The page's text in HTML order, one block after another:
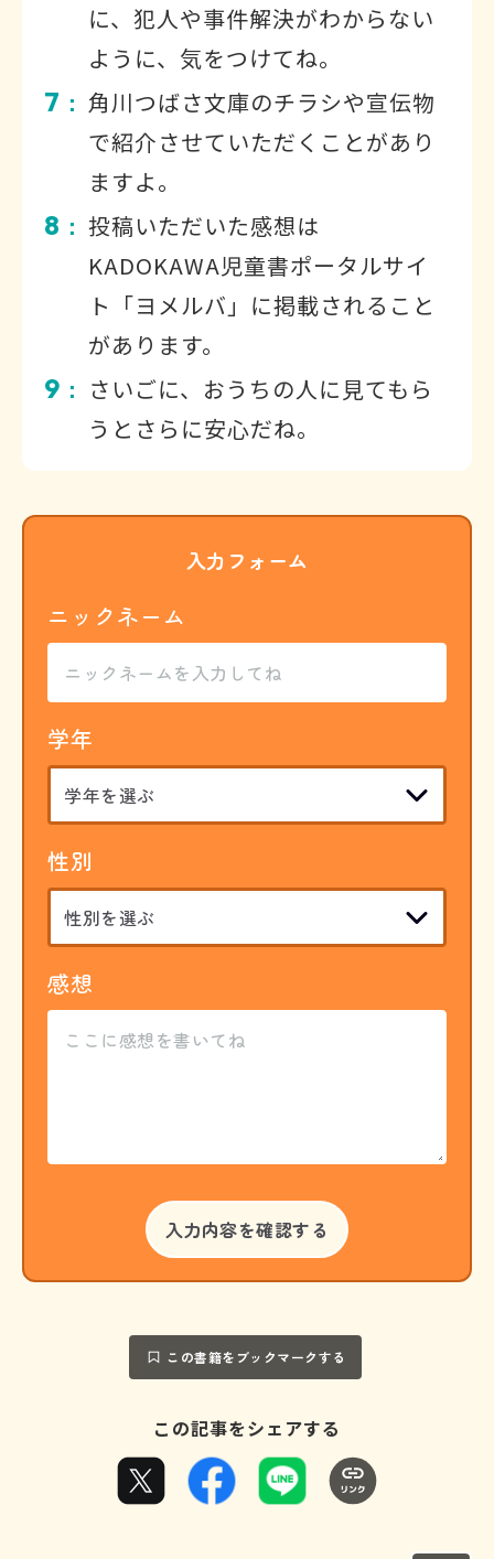
に、犯人や事件解決がわからない
ように、気をつけてね。
7 ： 角川つばさ文庫のチラシや宣伝物
で紹介させていただくことがあり
ますよ。
8 ： 投稿いただいた感想は
KADOKAWA児童書ポータルサイ
ト「ヨメルバ」に掲載されること
があります。
9 ：
さいごに、おうちの人に見てもら
うとさらに安心だね。
入力フォーム
ニックネーム
学年
性別
感想
この書籍をブックマークする
この記事をシェアする